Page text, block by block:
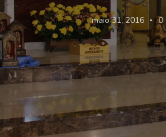
maio 31, 2016 0